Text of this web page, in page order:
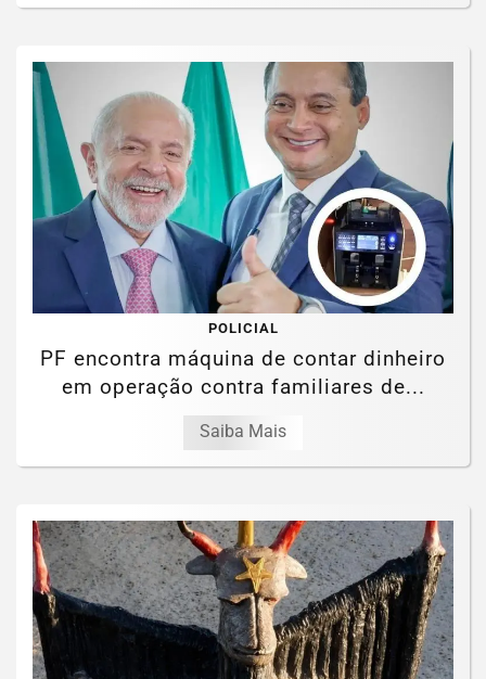
POLICIAL
PF encontra máquina de contar dinheiro
em operação contra familiares de...
Saiba Mais